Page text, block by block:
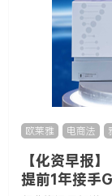
欧莱雅 电商法
【化资早报
提前1年接手